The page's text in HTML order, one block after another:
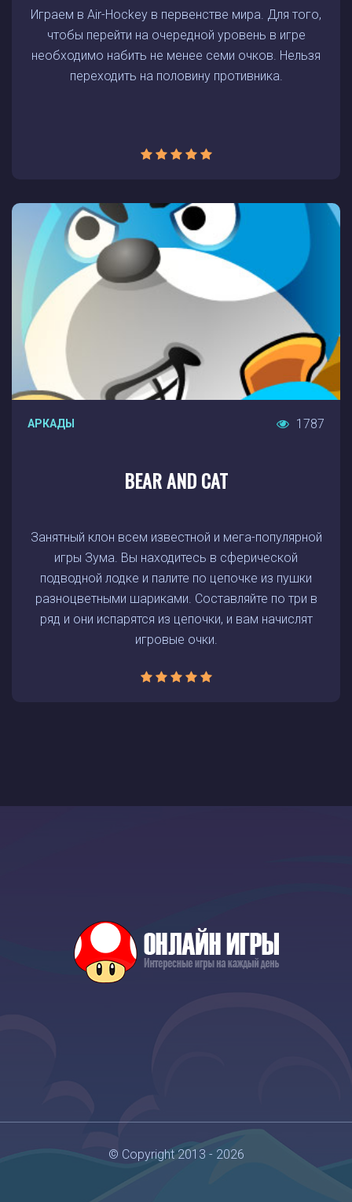
Играем в Air-Hockey в первенстве мира. Для того,
чтобы перейти на очередной уровень в игре
необходимо набить не менее семи очков. Нельзя
переходить на половину противника.
АРКАДЫ 1787
BEAR AND CAT
Занятный клон всем известной и мега-популярной
игры Зума. Вы находитесь в сферической
подводной лодке и палите по цепочке из пушки
разноцветными шариками. Составляйте по три в
ряд и они испарятся из цепочки, и вам начислят
игровые очки.
© Copyright 2013 - 2026